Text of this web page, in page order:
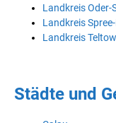
Landkreis Oder-
Landkreis
Landkreis
Städte und